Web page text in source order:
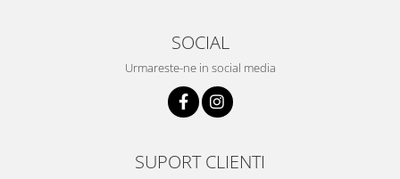
SOCIAL
Urmareste-ne in social media
SUPORT CLIENTI